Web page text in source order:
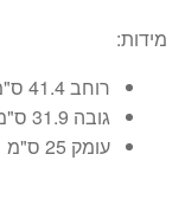
מידות:
רוחב 41.4 ס"מ
גובה 31.9 ס"מ
עומק 25 ס"מ